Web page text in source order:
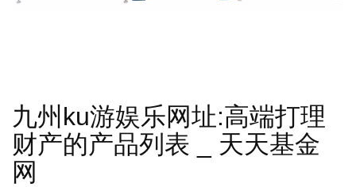
九州ku游娱乐网址:高端打理
财产的产品列表 _ 天天基金
网